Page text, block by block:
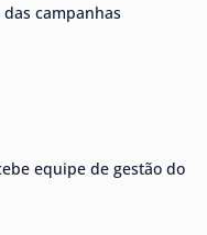
campanhas
equipe de gestão do